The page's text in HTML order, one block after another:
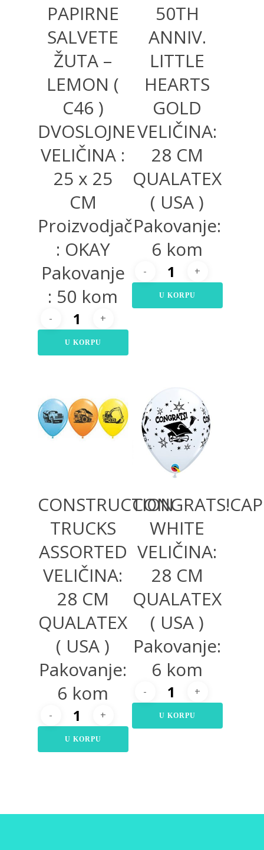
PAPIRNE
SALVETE
ŽUTA –
LEMON (
C46 )
DVOSLOJNE
VELIČINA :
25 x 25
CM
Proizvodjač
: OKAY
Pakovanje
: 50 kom
U KORPU
50TH
ANNIV.
LITTLE
HEARTS
GOLD
VELIČINA:
28 CM
QUALATEX
( USA )
Pakovanje:
6 kom
U KORPU
360,00RSD
CONSTRUCTION
TRUCKS
ASSORTED
VELIČINA:
28 CM
QUALATEX
( USA )
Pakovanje:
6 kom
U KORPU
360,00RSD
CONGRATS!CAP
WHITE
VELIČINA:
28 CM
QUALATEX
( USA )
Pakovanje:
6 kom
U KORPU